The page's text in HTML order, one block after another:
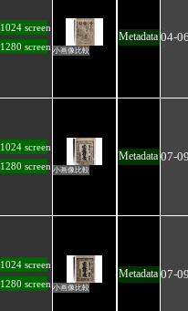
1024 screen
1280 screen 小画像比較
Metadata 04-
1024 screen
1280 screen 小画像比較
Metadata 07-
1024 screen
1280 screen 小画像比較
Metadata 07-